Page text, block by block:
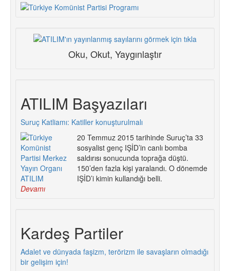
Oku, Okut, Yaygınlaştır
ATILIM Başyazıları
Suruç Katliamı: Katiller konuşturulmalı
20 Temmuz 2015 tarihinde Suruç’ta 33
sosyalist genç IŞİD’in canlı bomba
saldırısı sonucunda toprağa düştü.
150’den fazla kişi yaralandı. O dönemde
IŞİD’i kimin kullandığı belli.
Devamı
Kardeş Partiler
Adalet ve dünyada faşizm, terörizm ile savaşların olmadığı
bir gelişim için!